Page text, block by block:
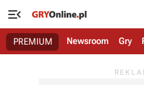

PREMIUM Newsroom Gry